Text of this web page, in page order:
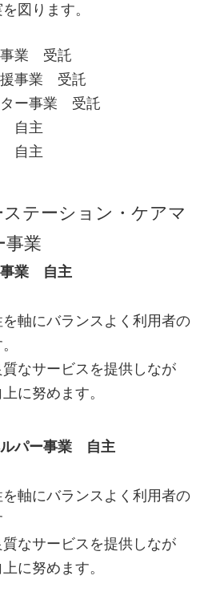
図ります。
事業 受託
援事業 受託
ター事業 受託
自主
自主
テーション・ケアマ
事業
事業 自主
を軸にバランスよく利用者の
質なサービスを提供しなが
に努めます。
ルパー事業 自主
を軸にバランスよく利用者の
質なサービスを提供しなが
に努めます。